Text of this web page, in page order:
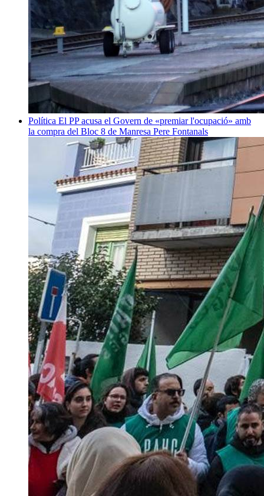
Política El PP acusa el Govern de «premiar l'ocupació» amb
la compra del Bloc 8 de Manresa Pere Fontanals